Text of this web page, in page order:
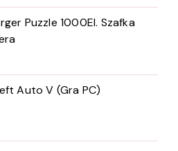
Puzzle 1000El. Szafka
Auto V (Gra PC)